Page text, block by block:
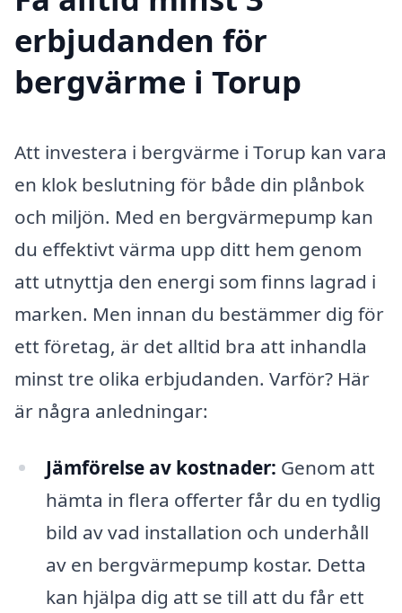
erbjudanden för
bergvärme i Torup
Att investera i bergvärme i Torup kan vara
en klok beslutning för både din plånbok
och miljön. Med en bergvärmepump kan
du effektivt värma upp ditt hem genom
att utnyttja den energi som finns lagrad i
marken. Men innan du bestämmer dig för
ett företag, är det alltid bra att inhandla
minst tre olika erbjudanden. Varför? Här
är några anledningar:
Jämförelse av kostnader: Genom att
hämta in flera offerter får du en tydlig
bild av vad installation och underhåll
av en bergvärmepump kostar. Detta
kan hjälpa dig att se till att du får ett